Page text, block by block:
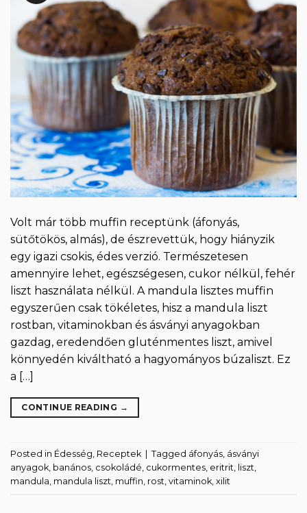
Volt már több muffin receptünk (áfonyás,
sütőtökös, almás), de észrevettük, hogy hiányzik
egy igazi csokis, édes verzió. Természetesen
amennyire lehet, egészségesen, cukor nélkül, fehér
liszt használata nélkül. A mandula lisztes muffin
egyszerűen csak tökéletes, hisz a mandula liszt
rostban, vitaminokban és ásványi anyagokban
gazdag, eredendően gluténmentes liszt, amivel
könnyedén kiváltható a hagyományos búzaliszt. Ez
a […]
CONTINUE READING →
Posted in Édesség, Receptek Tagged áfonyás, ásványi
anyagok, banános, csokoládé, cukormentes, eritrit, liszt,
mandula, mandula liszt, muffin, rost, vitaminok, xilit